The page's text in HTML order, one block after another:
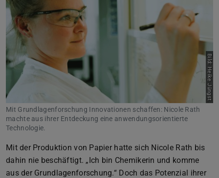
Bild: Heike Jüngst
Mit Grundlagenforschung Innovationen schaffen: Nicole Rath
machte aus ihrer Entdeckung eine anwendungsorientierte
Technologie.
Mit der Produktion von Papier hatte sich Nicole Rath bis
dahin nie beschäftigt. „Ich bin Chemikerin und komme
aus der Grundlagenforschung.“ Doch das Potenzial ihrer